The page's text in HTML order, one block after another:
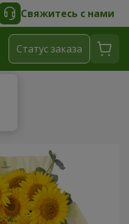
Свяжитесь с нами
Cтатус заказа